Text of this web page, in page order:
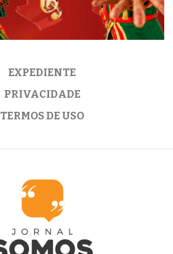
EXPEDIENTE
PRIVACIDADE
TERMOS DE USO